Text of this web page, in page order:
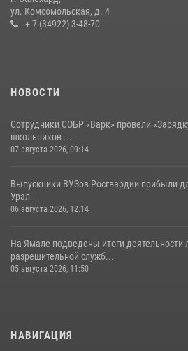
ул. Комсомольская, д. 4
+ 7 (34922) 3-48-70
НОВОСТИ
Сотрудники СОБР «Варк» провели
школьников ...
07 августа 2026, 09:14
Выпускники ВУЗов Росгвардии прибыли
Урал
06 августа 2026, 12:14
На Ямале подведены итоги деятельности
разрешительной служб...
05 августа 2026, 11:50
НАВИГАЦИЯ